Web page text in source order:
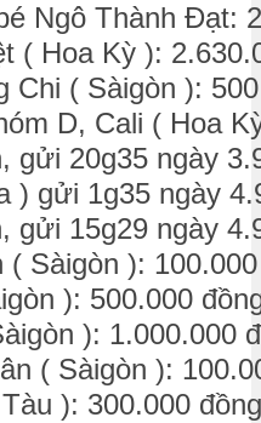
Ngô Thành Đạt:
( Hoa Kỳ ):
Chi ( Sàigòn ):
D, Cali ( Hoa
gửi 20g35 ngày
) gửi 1g35 ngày
gửi 15g29 ngày
( Sàigòn ):
): 500.000
): 1.000.000
( Sàigòn ):
): 300.000 đồng